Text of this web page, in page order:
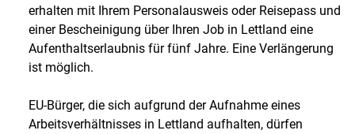
erhalten mit Ihrem Personalausweis oder Reisepass und
einer Bescheinigung über Ihren Job in Lettland eine
Aufenthaltserlaubnis für fünf Jahre. Eine Verlängerung
ist möglich.
EU-Bürger, die sich aufgrund der Aufnahme eines
Arbeitsverhältnisses in Lettland aufhalten, dürfen